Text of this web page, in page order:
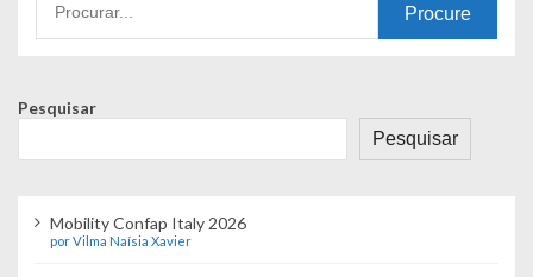
por:
Pesquisar
Pesquisar
Mobility Confap Italy 2026
por Vilma Naísia Xavier